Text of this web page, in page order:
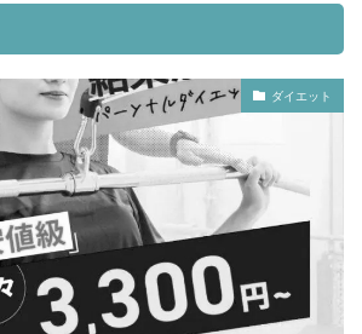
ダイエット